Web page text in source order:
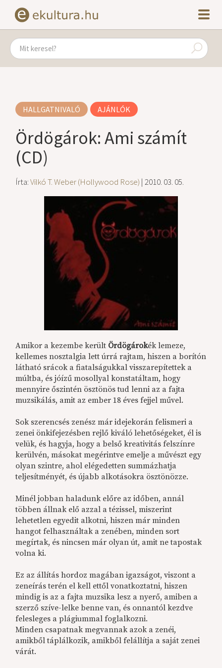
HALLGATNIVALÓ AJÁNLÓK
Ördögárok: Ami számít
(CD)
Írta:Vilkó T. Weber (Hollywood Rose) | 2010. 03. 05.
Amikor a kezembe került Ördögárokék lemeze,
kellemes nosztalgia lett úrrá rajtam, hiszen a borítón
látható srácok a fiatalságukkal visszarepítettek a
múltba, és jóízű mosollyal konstatáltam, hogy
mennyire őszintén ösztönös tud lenni az a fajta
muzsikálás, amit az ember 18 éves fejjel művel.
Sok szerencsés zenész már idejekorán felismeri a
zenei önkifejezésben rejlő kiváló lehetőségeket, él is
velük, és hagyja, hogy a belső kreativitás felszínre
kerülvén, másokat megérintve emelje a művészt egy
olyan szintre, ahol elégedetten summázhatja
teljesítményét, és újabb alkotásokra ösztönözze.
Minél jobban haladunk előre az időben, annál
többen állnak elő azzal a tézissel, miszerint
lehetetlen egyedit alkotni, hiszen már minden
hangot felhasználtak a zenében, minden sort
megírtak, és nincsen már olyan út, amit ne tapostak
volna ki.
Ez az állítás hordoz magában igazságot, viszont a
zeneírás terén el kell ettől vonatkoztatni, hiszen
mindig is az a fajta muzsika lesz a nyerő, amiben a
szerző szíve-lelke benne van, és onnantól kezdve
felesleges a plágiummal foglalkozni.
Minden csapatnak megvannak azok a zenéi,
amikből táplálkozik, amikből felállítja a saját zenei
várát.